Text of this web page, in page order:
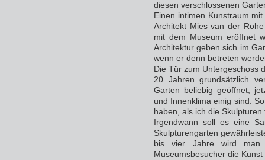
diesen verschlossenen
Einen intimen Kunstraum
Architekt Mies van der
mit dem Museum eröffnet
Architektur geben sich im
wenn er denn betreten
Die Tür zum Untergeschoss
20 Jahren grundsätzlich
Garten beliebig geöffnet,
und Innenklima einig sind.
haben, als ich die
Irgendwann soll es eine
Skulpturengarten
bis vier Jahre wird man
Museumsbesucher die